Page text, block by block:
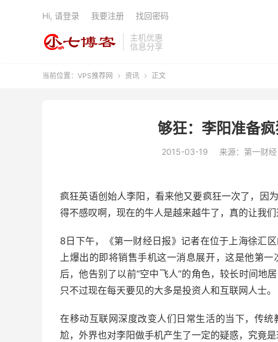
主机优惠
信息分享
Hi, 请登录 我要注册 找回密码
当前位置： VPS推荐网  资讯  正文
够狂：李阳准备
2015-03-19 来源：第一财
疯狂英语创始人李阳，看来他又要疯狂一次了，因
得不感叹啊，现在的牛人是越来越牛了，真的让我
8日下午，《第一财经日报》记者在位于上海徐汇
上爆出的即将销售手机这一消息展开，这是他第
后，他告别了以前“空中飞人”的角色，较长时间地
只不过现在每天要见的大多是投资人和互联网人士。
在移动互联网深度改变人们日常生活的当下，传
尬，外界也对李阳做手机产生了一定的疑惑，究竟